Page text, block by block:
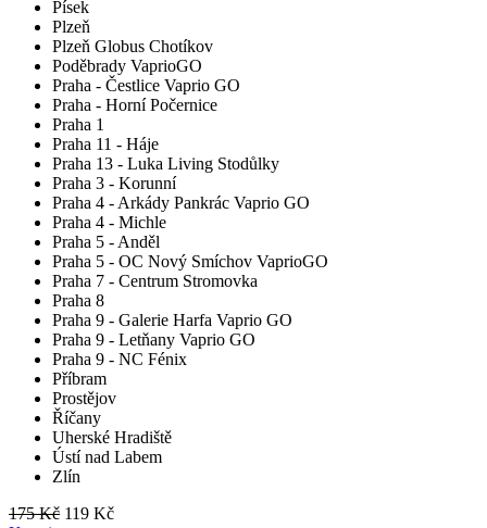
Písek
Plzeň
Plzeň Globus Chotíkov
Poděbrady VaprioGO
Praha - Čestlice Vaprio GO
Praha - Horní Počernice
Praha 1
Praha 11 - Háje
Praha 13 - Luka Living Stodůlky
Praha 3 - Korunní
Praha 4 - Arkády Pankrác Vaprio GO
Praha 4 - Michle
Praha 5 - Anděl
Praha 5 - OC Nový Smíchov VaprioGO
Praha 7 - Centrum Stromovka
Praha 8
Praha 9 - Galerie Harfa Vaprio GO
Praha 9 - Letňany Vaprio GO
Praha 9 - NC Fénix
Příbram
Prostějov
Říčany
Uherské Hradiště
Ústí nad Labem
Zlín
175 Kč 119 Kč